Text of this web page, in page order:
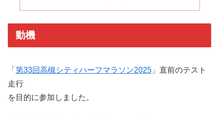
動機
「 第33回高槻シティハーフマラソン2025 」直前のテスト
走行
を目的に参加しました。